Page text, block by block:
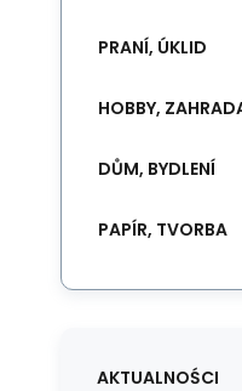
PRANÍ, ÚKLID
HOBBY,
DŮM, BYDLENÍ
PAPÍR, TVORBA
AKTUALNOŚCI